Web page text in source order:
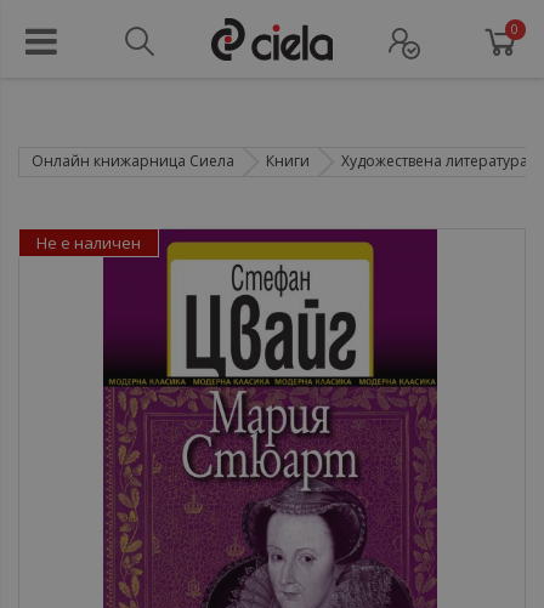
0
Онлайн книжарница Сиела Книги Художествена литература
Не е наличен